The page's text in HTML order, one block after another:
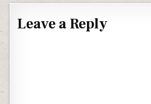
Leave a Reply